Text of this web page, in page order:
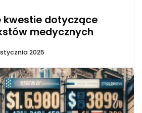
kwestie dotyczące
medycznych
stycznia 2025